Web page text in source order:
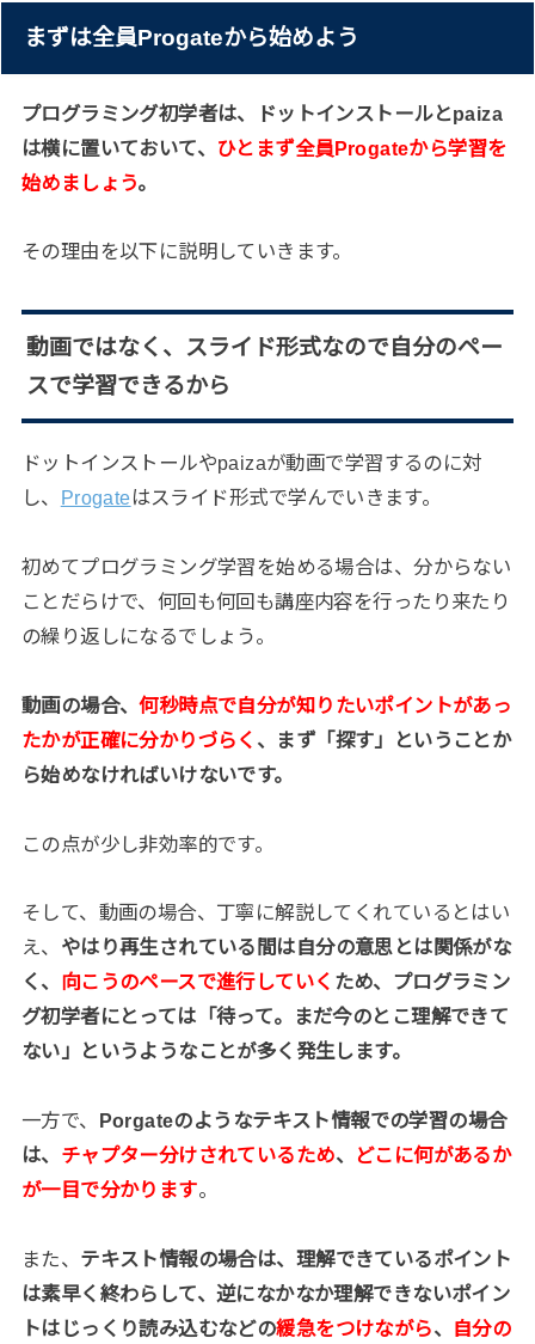
まずは全員Progateから始めよう
プログラミング初学者は、ドットインストールとpaiza
は横に置いておいて、
ひとまず全員Progateから学習を
始めましょう。
その理由を以下に説明していきます。
動画ではなく、スライド形式なので自分のペー
スで学習できるから
ドットインストールやpaizaが動画で学習するのに対
し、 Progateはスライド形式で学んでいきます。
初めてプログラミング学習を始める場合は、分からない
ことだらけで、何回も何回も講座内容を行ったり来たり
の繰り返しになるでしょう。
動画の場合、何秒時点で自分が知りたいポイントがあっ
たかが正確に分かりづらく 、まず「探す」ということか
ら始めなければいけないです。
この点が少し非効率的です。
そして、動画の場合、丁寧に解説してくれているとはい
え、 やはり再生されている間は自分の意思とは関係がな
く、
向こうのペースで進行していく ため、プログラミン
グ初学者にとっては「待って。まだ今のとこ理解できて
ない」というようなことが多く発生します。
一方で、 Porgateのようなテキスト情報での学習の場合
は、 チャプター分けされているため、
どこに何があるか
が一目で分かります。
また、 テキスト情報の場合は、理解できているポイント
は素早く終わらして、逆になかなか理解できないポイン
トはじっくり読み込むなどの緩急をつけながら、 自分の